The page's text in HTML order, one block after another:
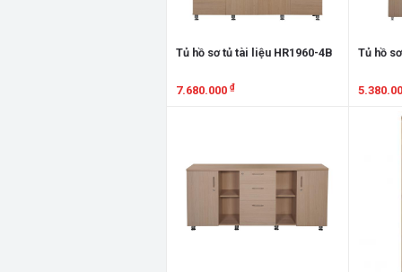
Tủ hồ sơ tủ tài liệu HR1960-4B
7.680.000 ₫
Tủ hồ
Xem